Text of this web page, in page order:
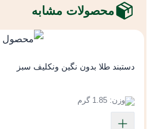
محصولات مشابه
دستبند طلا بدون نگین ونکلیف سبز
وزن: 1.85 گرم